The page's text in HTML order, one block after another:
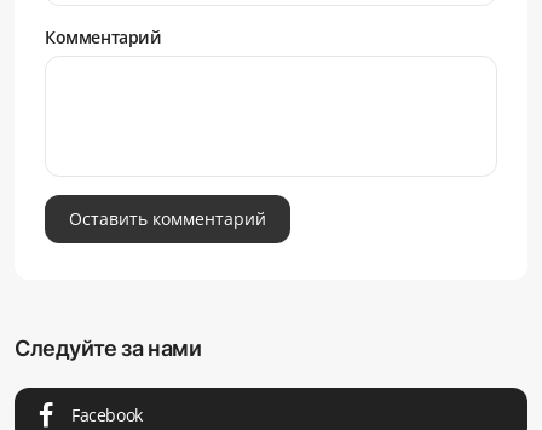
Комментарий
Оставить комментарий
Следуйте за нами
Facebook